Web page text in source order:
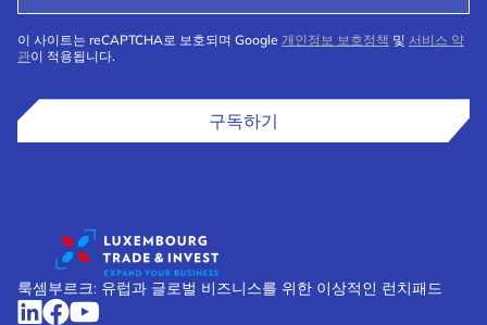
이 사이트는 reCAPTCHA로 보호되며 Google 개인정보 보호정책 및 서비스 약
관이 적용됩니다.
구독하기
룩셈부르크: 유럽과 글로벌 비즈니스를 위한 이상적인 런치패드